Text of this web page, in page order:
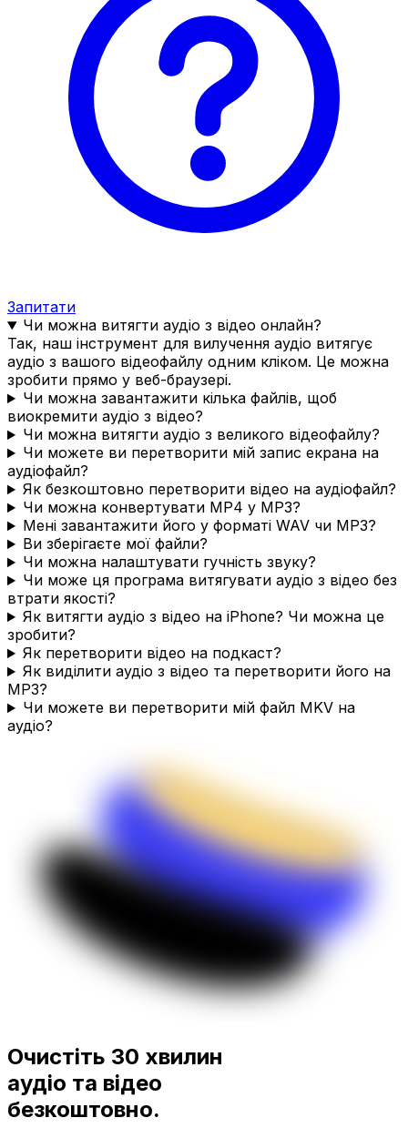
Запитати
Чи можна витягти аудіо з відео онлайн?
Так, наш інструмент для вилучення аудіо витягує
аудіо з вашого відеофайлу одним кліком. Це можна
зробити прямо у веб-браузері.
Чи можна завантажити кілька файлів, щоб
виокремити аудіо з відео?
Чи можна витягти аудіо з великого відеофайлу?
Чи можете ви перетворити мій запис екрана на
аудіофайл?
Як безкоштовно перетворити відео на аудіофайл?
Чи можна конвертувати MP4 у MP3?
Мені завантажити його у форматі WAV чи MP3?
Ви зберігаєте мої файли?
Чи можна налаштувати гучність звуку?
Чи може ця програма витягувати аудіо з відео без
втрати якості?
Як витягти аудіо з відео на iPhone? Чи можна це
зробити?
Як перетворити відео на подкаст?
Як виділити аудіо з відео та перетворити його на
MP3?
Чи можете ви перетворити мій файл MKV на
аудіо?
Очистіть 30 хвилин
аудіо та відео
безкоштовно.